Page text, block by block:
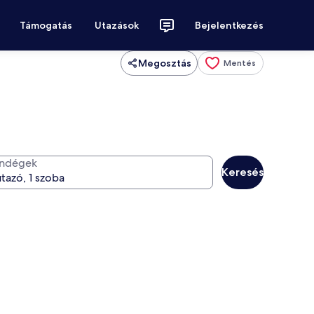
Támogatás Utazások Bejelentkezés
Megosztás Mentés
Keresés